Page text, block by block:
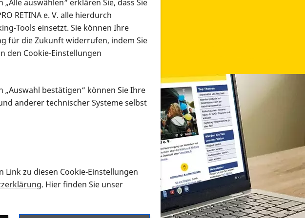
in verschiedenen Formaten an
wie Sie nach Infonmaterial suchen und dieses bestellen bzw. herunterladen
auswählen“ erklären Sie, dass Sie
RETINA e. V. alle hierdurch
Tools einsetzt. Sie können Ihre
für die Zukunft widerrufen, indem Sie
den Cookie-Einstellungen
bestätigen“ können Sie Ihre
anderer technischer Systeme selbst
zu diesen Cookie-Einstellungen
. Hier finden Sie unser